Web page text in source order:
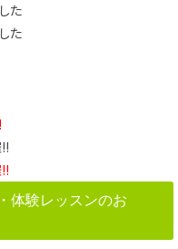
た
た
体験レッスンのお